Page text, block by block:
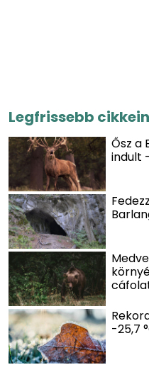
Legfrissebb
Ősz a
indult
-25,7